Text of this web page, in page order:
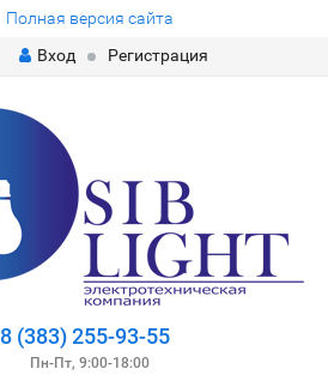
Полная версия сайта
Вход
Регистрация
8 (383) 255-93-55
Пн-Пт, 9:00-18:00